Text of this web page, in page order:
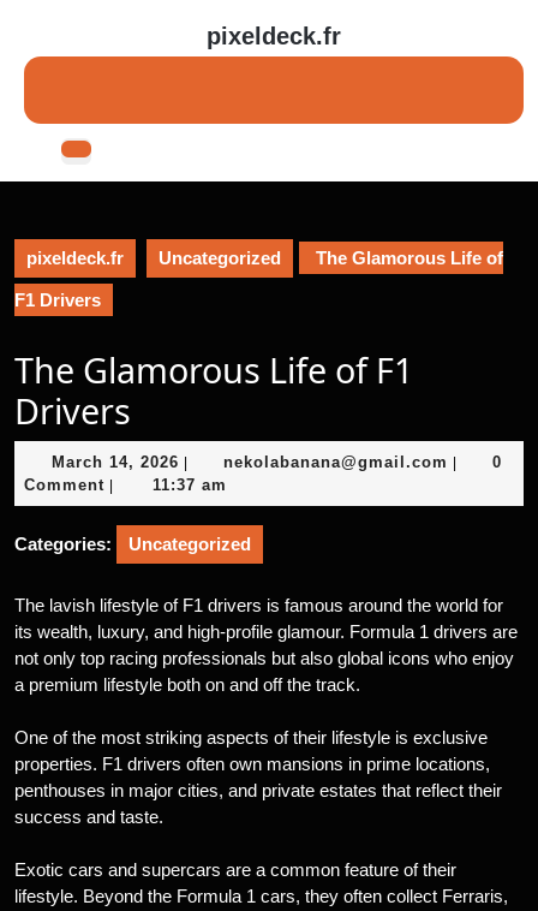
content
pixeldeck.fr
Open
pixeldeck.fr Uncategorized The Glamorous Life of
F1 Drivers
The Glamorous Life of F1
Drivers
March 14, 2026 March
14,
2026
nekolabanana@gmail.com
0
Comment
11:37 am
Categories: Uncategorized
The lavish lifestyle of F1 drivers is famous around the world for
its wealth, luxury, and high-profile glamour. Formula 1 drivers are
not only top racing professionals but also global icons who enjoy
a premium lifestyle both on and off the track.
One of the most striking aspects of their lifestyle is exclusive
properties. F1 drivers often own mansions in prime locations,
penthouses in major cities, and private estates that reflect their
success and taste.
Exotic cars and supercars are a common feature of their
lifestyle. Beyond the Formula 1 cars, they often collect Ferraris,